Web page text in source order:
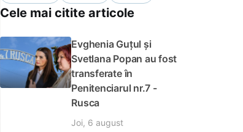
Cele mai citite articole
Evghenia Guțul și
Svetlana Popan au fost
transferate în
Penitenciarul nr.7 -
Rusca
Joi, 6 august